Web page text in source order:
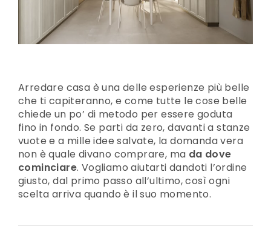
Arredare casa è una delle esperienze più belle
che ti capiteranno, e come tutte le cose belle
chiede un po’ di metodo per essere goduta
fino in fondo. Se parti da zero, davanti a stanze
vuote e a mille idee salvate, la domanda vera
non è quale divano comprare, ma da dove
cominciare. Vogliamo aiutarti dandoti l’ordine
giusto, dal primo passo all’ultimo, così ogni
scelta arriva quando è il suo momento.